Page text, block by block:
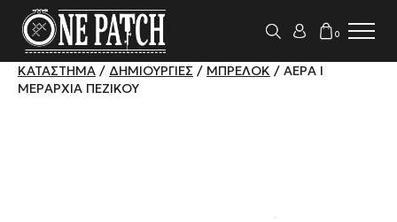
0
ΚΑΤΆΣΤΗΜΑ / ΔΗΜΙΟΥΡΓΊΕΣ / ΜΠΡΕΛΌΚ / ΑΕΡΑ Ι
ΜΕΡΑΡΧΊΑ ΠΕΖΙΚΟΎ